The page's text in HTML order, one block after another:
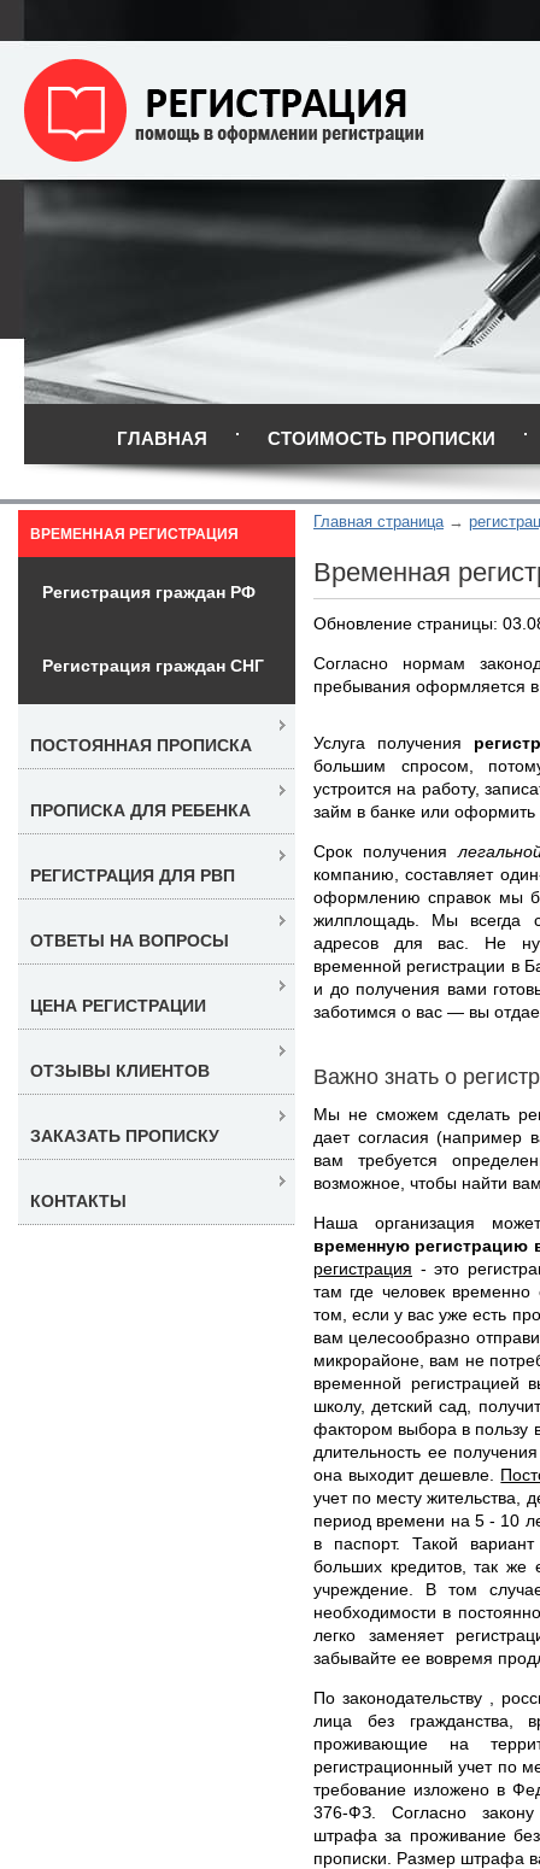
ГЛАВНАЯ СТОИМОСТЬ ПРОПИСКИ
Главная страница
Временная
Обновление страницы:
Согласно нормам
пребывания оформляется
Услуга получения
большим спросом,
устроится на работу,
займ в банке или
Срок получения
компанию, составляет
оформлению справок мы
жилплощадь. Мы всегда
адресов для вас. Не
временной регистрации в
и до получения вами
заботимся о вас — вы
Важно знать о
Мы не сможем сделать
дает согласия (например
вам требуется
возможное, чтобы найти
Наша организация
временную регистрацию
регистрация - это
там где человек временно
том, если у вас уже есть
вам целесообразно
микрорайоне, вам не
временной регистрацией
школу, детский сад,
фактором выбора в пользу
длительность ее
она выходит дешевле.
учет по месту жительства,
период времени на 5 - 10
в паспорт. Такой
больших кредитов, так же
учреждение. В том
необходимости в
легко заменяет
забывайте ее вовремя
По законодательству ,
лица без гражданства,
проживающие на
регистрационный учет по
требование изложено в
376-ФЗ. Согласно
штрафа за проживание
прописки. Размер штрафа
ВРЕМЕННАЯ РЕГИСТРАЦИЯ
Регистрация граждан РФ
Регистрация граждан СНГ
ПОСТОЯННАЯ ПРОПИСКА
ПРОПИСКА ДЛЯ РЕБЕНКА
РЕГИСТРАЦИЯ ДЛЯ РВП
ОТВЕТЫ НА ВОПРОСЫ
ЦЕНА РЕГИСТРАЦИИ
ОТЗЫВЫ КЛИЕНТОВ
ЗАКАЗАТЬ ПРОПИСКУ
КОНТАКТЫ